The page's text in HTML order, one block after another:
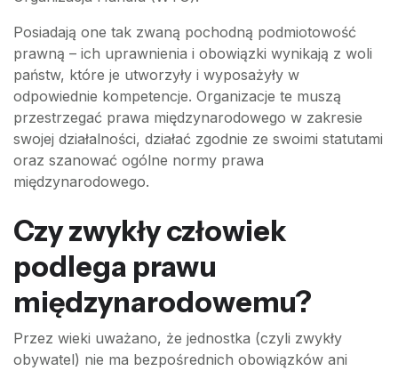
Posiadają one tak zwaną pochodną podmiotowość
prawną – ich uprawnienia i obowiązki wynikają z woli
państw, które je utworzyły i wyposażyły w
odpowiednie kompetencje. Organizacje te muszą
przestrzegać prawa międzynarodowego w zakresie
swojej działalności, działać zgodnie ze swoimi statutami
oraz szanować ogólne normy prawa
międzynarodowego.
Czy zwykły człowiek
podlega prawu
międzynarodowemu?
Przez wieki uważano, że jednostka (czyli zwykły
obywatel) nie ma bezpośrednich obowiązków ani